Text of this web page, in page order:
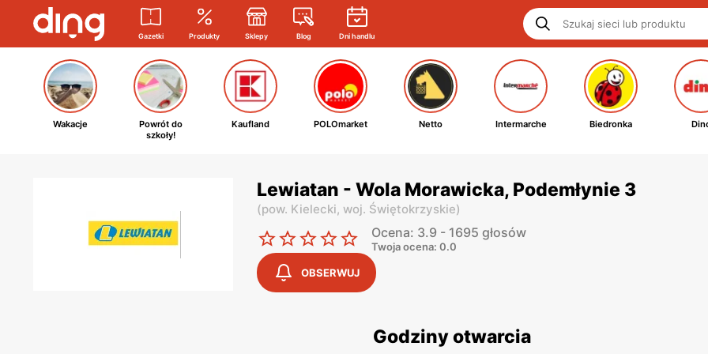
Gazetki Produkty Sklepy Blog Dni handlu
Wakacje
Powrót do
szkoły!
Kaufland POLOmarket Netto Intermarche Biedronka
Lewiatan - Wola Morawicka, Podemłynie 3
(pow. Kielecki, woj. Świętokrzyskie)
Ocena: 3.9 - 1695 głosów
Twoja ocena: 0.0
OBSERWUJ
Godziny otwarcia